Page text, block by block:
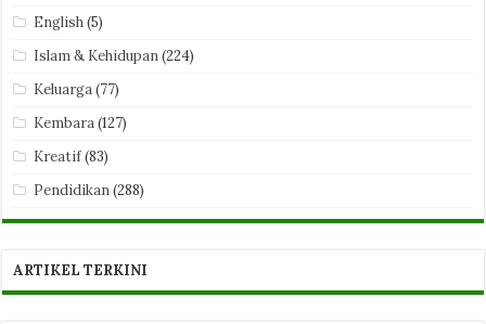
English(5)
Islam & Kehidupan(224)
Keluarga(77)
Kembara(127)
Kreatif(83)
Pendidikan(288)
ARTIKEL TERKINI